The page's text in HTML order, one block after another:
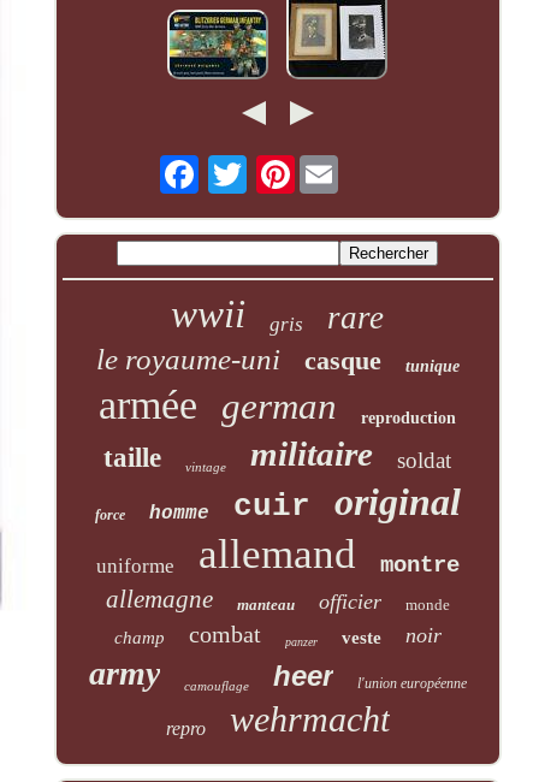
Pinterest
wwii gris rare
le royaume-uni casque tunique
armée german reproduction
taille vintage militaire soldat
force homme cuir original
uniforme allemand montre
allemagne manteau officier monde
champ combat panzer veste noir
army camouflage heer l'union européenne
repro wehrmacht